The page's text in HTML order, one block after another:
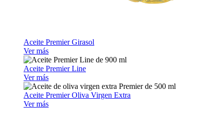
Aceite Premier Girasol
Ver más
Aceite Premier Line
Ver más
Aceite Premier Oliva Virgen Extra
Ver más